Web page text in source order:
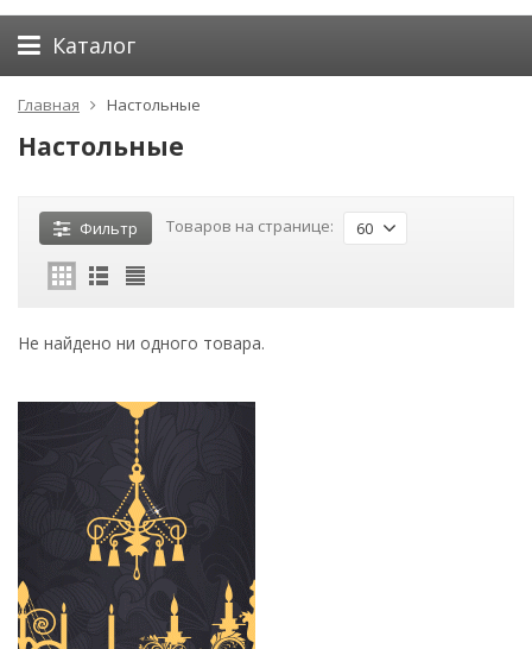
Каталог
Главная Настольные
Настольные
Фильтр Товаров на странице: 60
Не найдено ни одного товара.